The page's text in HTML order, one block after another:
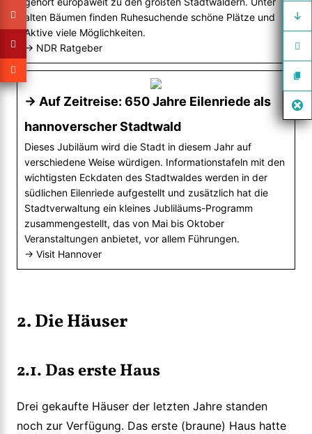
alten Bäumen finden Ruhesuchende schöne Plätze und
Aktive viele Möglichkeiten.
→ NDR Ratgeber
→ Auf Zeitreise: 650 Jahre Eilenriede als
hannoverscher Stadtwald
Dieses Jubiläum wird die Stadt in diesem Jahr auf
verschiedene Weise würdigen. Informationstafeln mit den
wichtigsten Eckdaten des Stadtwaldes werden in der
südlichen Eilenriede aufgestellt und zusätzlich hat die
Stadtverwaltung ein kleines Jubliläums-Programm
zusammengestellt, das von Mai bis Oktober
Veranstaltungen anbietet, vor allem Führungen.
→ Visit Hannover
2. Die Häuser
2.1. Das erste Haus
Drei gekaufte Häuser der letzten Jahre standen
noch zur Verfügung. Das erste (braune) Haus hatte